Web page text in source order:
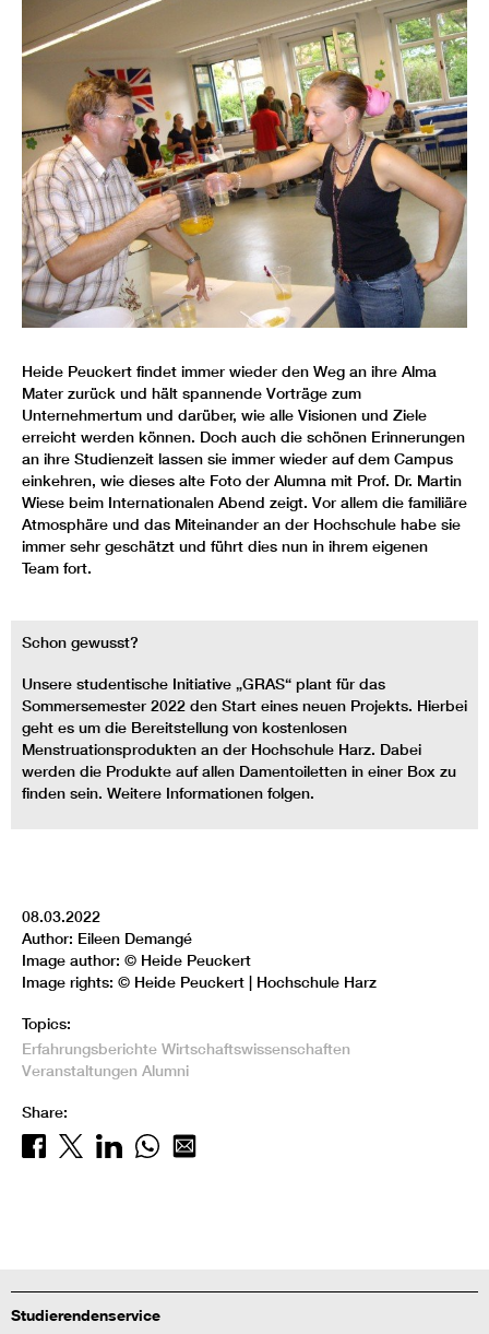
Heide Peuckert findet immer wieder den Weg an ihre Alma
Mater zurück und hält spannende Vorträge zum
Unternehmertum und darüber, wie alle Visionen und Ziele
erreicht werden können. Doch auch die schönen Erinnerungen
an ihre Studienzeit lassen sie immer wieder auf dem Campus
einkehren, wie dieses alte Foto der Alumna mit Prof. Dr. Martin
Wiese beim Internationalen Abend zeigt. Vor allem die familiäre
Atmosphäre und das Miteinander an der Hochschule habe sie
immer sehr geschätzt und führt dies nun in ihrem eigenen
Team fort.
Schon gewusst?
Unsere studentische Initiative „GRAS“ plant für das
Sommersemester 2022 den Start eines neuen Projekts. Hierbei
geht es um die Bereitstellung von kostenlosen
Menstruationsprodukten an der Hochschule Harz. Dabei
werden die Produkte auf allen Damentoiletten in einer Box zu
finden sein. Weitere Informationen folgen.
08.03.2022
Author: Eileen Demangé
Image author: © Heide Peuckert
Image rights: © Heide Peuckert | Hochschule Harz
Topics:
Erfahrungsberichte Wirtschaftswissenschaften
Veranstaltungen Alumni
Share:
Studierendenservice